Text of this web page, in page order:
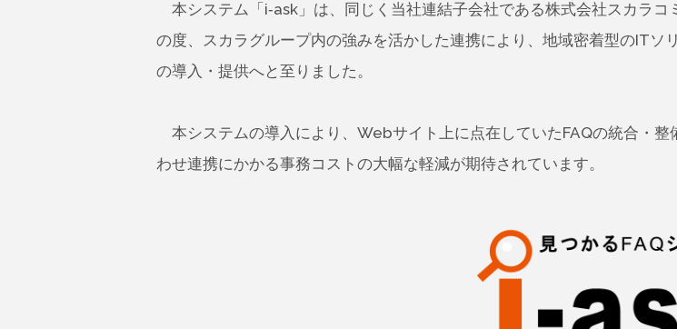
本システム「i-ask」は、同じく当社連結子会社である株式会社スカラコ
の度、スカラグループ内の強みを活かした連携により、地域密着型のIT
の導入・提供へと至りました。
本システムの導入により、Webサイト上に点在していたFAQの統合・
わせ連携にかかる事務コストの大幅な軽減が期待されています。